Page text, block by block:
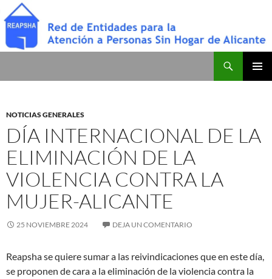
Saltar
al
contenido
NOTICIAS GENERALES
DÍA INTERNACIONAL DE LA
ELIMINACIÓN DE LA
VIOLENCIA CONTRA LA
MUJER-ALICANTE
25 NOVIEMBRE 2024 DEJA UN COMENTARIO
Reapsha se quiere sumar a las reivindicaciones que en este día,
se proponen de cara a la eliminación de la violencia contra la